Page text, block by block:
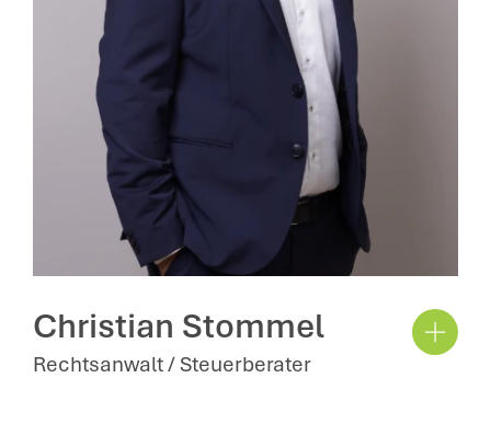
Christian Stommel
Rechtsanwalt / Steuerberater